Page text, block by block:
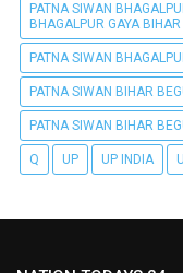
PATNA SIWAN
BHAGALPUR GAYA BIHAR
PATNA SIWAN
PATNA SIWAN BIHAR
PATNA SIWAN BIHAR
Q UP UP INDIA